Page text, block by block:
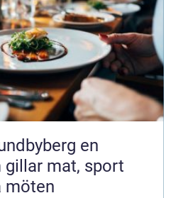
en
mat, sport
möten